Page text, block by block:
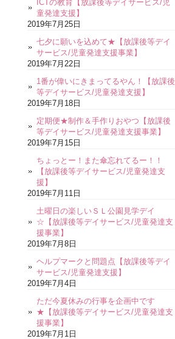
ICTの教育【放課後等デイサービス/児
童発達支援】
2019年7月25日
七夕に願いを込めて★【放課後等デイ
サービス/児童発達支援事業】
2019年7月22日
1番が偉いにきまってるやん！【放課後
等デイサービス/児童発達支援】
2019年7月18日
定期便★制作＆手作りおやつ【放課後
等デイサービス/児童発達支援事業】
2019年7月15日
ちょっとー！また傘忘れてるー！！
【放課後等デイサービス/児童発達支
援】
2019年7月11日
土曜日の楽しいＳＬ公園見学デイ
☆【放課後等デイサービス/児童発達支
援事業】
2019年7月8日
ヘルプマークと問題点【放課後等デイ
サービス/児童発達支援】
2019年7月4日
ただ今夏休みの行事を企画中です
★【放課後等デイサービス/児童発達支
援事業】
2019年7月1日